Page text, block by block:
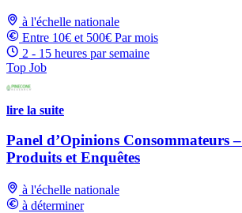
à l'échelle nationale
Entre 10€ et 500€ Par mois
2 - 15 heures par semaine
Top Job
lire la suite
Panel d’Opinions Consommateurs –
Produits et Enquêtes
à l'échelle nationale
à déterminer